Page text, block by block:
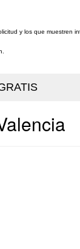
y los que